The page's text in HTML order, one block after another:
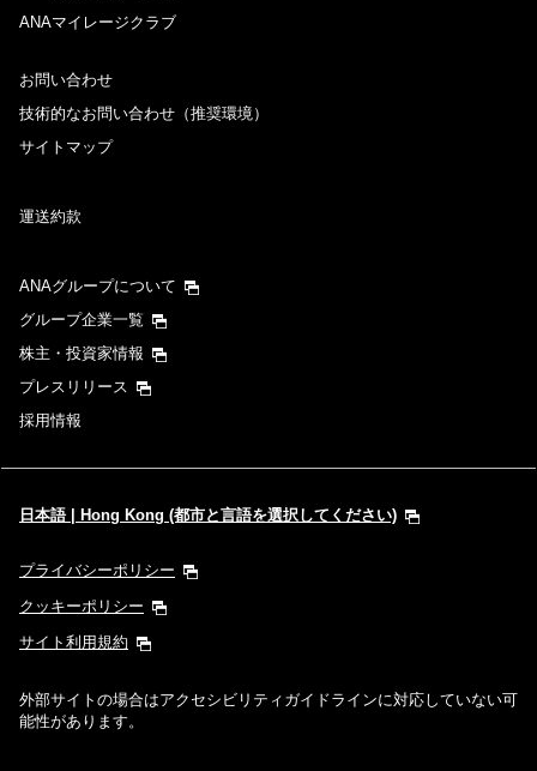
ANAマイレージクラブ
お問い合わせ
技術的なお問い合わせ（推奨環境）
サイトマップ
運送約款
ANAグループについて
グループ企業一覧
株主・投資家情報
プレスリリース
採用情報
日本語 | Hong Kong (都市と言語を選択してください)
プライバシーポリシー
クッキーポリシー
サイト利用規約
外部サイトの場合はアクセシビリティガイドラインに対応していない可
能性があります。